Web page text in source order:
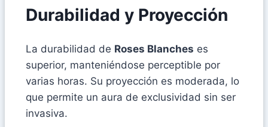
Durabilidad y Proyección
La durabilidad de Roses Blanches es
superior, manteniéndose perceptible por
varias horas. Su proyección es moderada, lo
que permite un aura de exclusividad sin ser
invasiva.